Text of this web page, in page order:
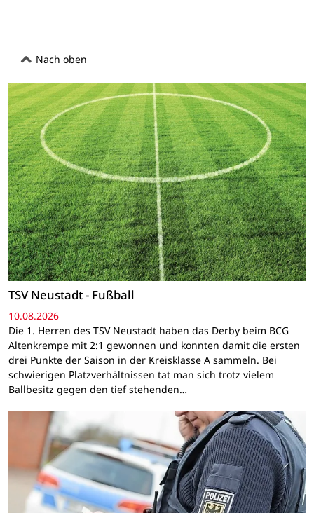
Nach oben
TSV Neustadt - Fußball
10.08.2026
Die 1. Herren des TSV Neustadt haben das Derby beim BCG
Altenkrempe mit 2:1 gewonnen und konnten damit die ersten
drei Punkte der Saison in der Kreisklasse A sammeln. Bei
schwierigen Platzverhältnissen tat man sich trotz vielem
Ballbesitz gegen den tief stehenden…